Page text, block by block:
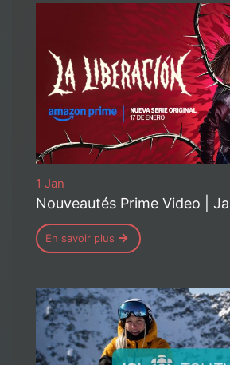
1 Jan
Nouveautés Prime Video |
En savoir plus